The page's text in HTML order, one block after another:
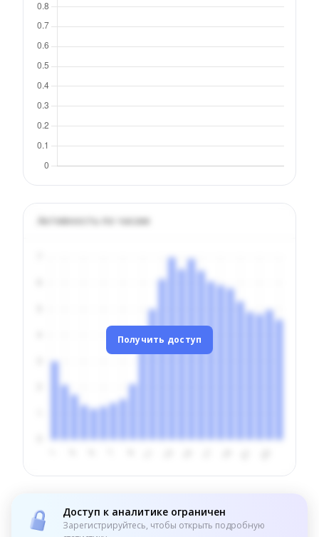
Активность по часам
Получить доступ
Доступ к аналитике ограничен
Зарегистрируйтесь, чтобы открыть подробную